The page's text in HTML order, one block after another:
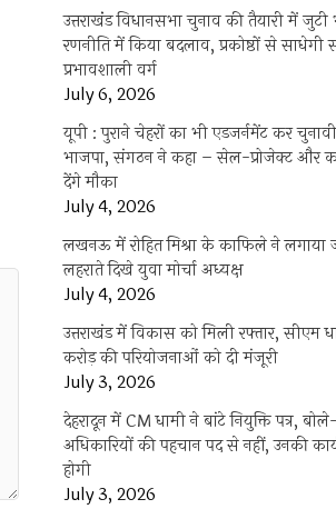
उत्तराखंंड विधानसभा चुनाव की तैयारी में जुटी
रणनीति में किया बदलाव, प्रकोष्ठों से
प्रभावशाली वर्ग
July 6, 2026
यूपी : पुराने चेहरों का भी एडजर्नमेंट कर
भाजपा, संगठन ने कहा – सेल-प्रोजेक्ट और
देंगे मौका
July 4, 2026
लखनऊ में रोहित मिश्रा के काफिले ने लगाया
लहराते दिखे युवा मोर्चा अध्यक्ष
July 4, 2026
उत्तराखंड में विकास को मिली रफ्तार, सीएम
करोड़ की परियोजनाओं को दी मंजूरी
July 3, 2026
देहरादून में CM धामी ने बांटे नियुक्ति पत्र, बोले-
अधिकारियों की पहचान पद से नहीं, उनकी
होगी
July 3, 2026